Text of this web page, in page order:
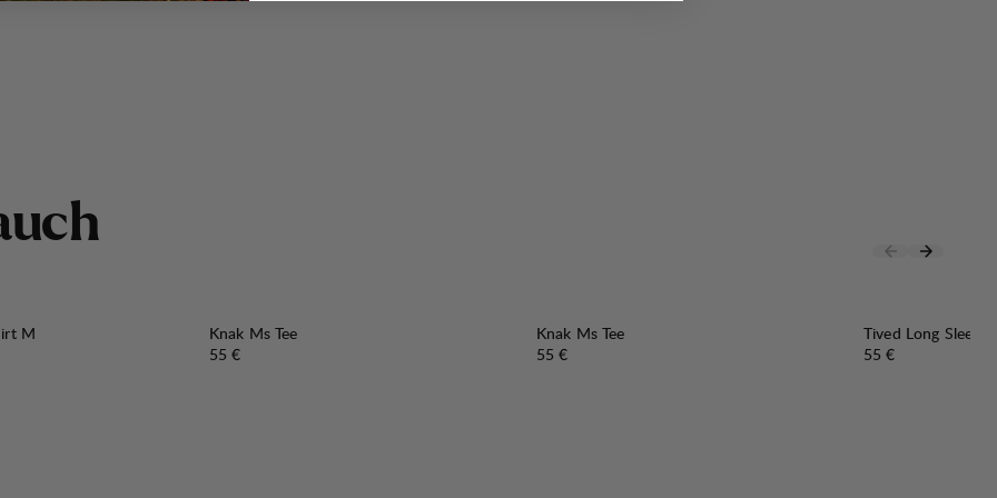
uch
M
Knak Ms Tee
Preis:
55 €
Knak Ms Tee
Preis:
55 €
Tived Long Sleeve
Preis:
55 €